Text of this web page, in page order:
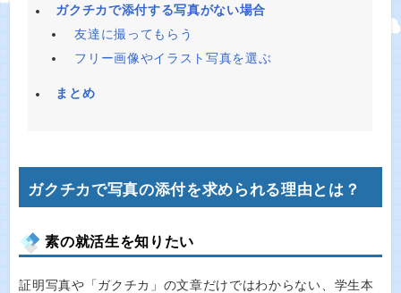
ガクチカで添付する写真がない場合
友達に撮ってもらう
フリー画像やイラスト写真を選ぶ
まとめ
ガクチカで写真の添付を求められる理由とは？
素の就活生を知りたい
証明写真や「ガクチカ」の文章だけではわからない、学生本